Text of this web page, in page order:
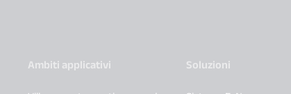
Ambiti applicativi
Soluzioni